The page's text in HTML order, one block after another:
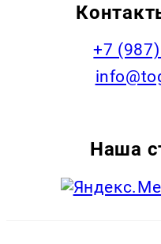
+7
Наша